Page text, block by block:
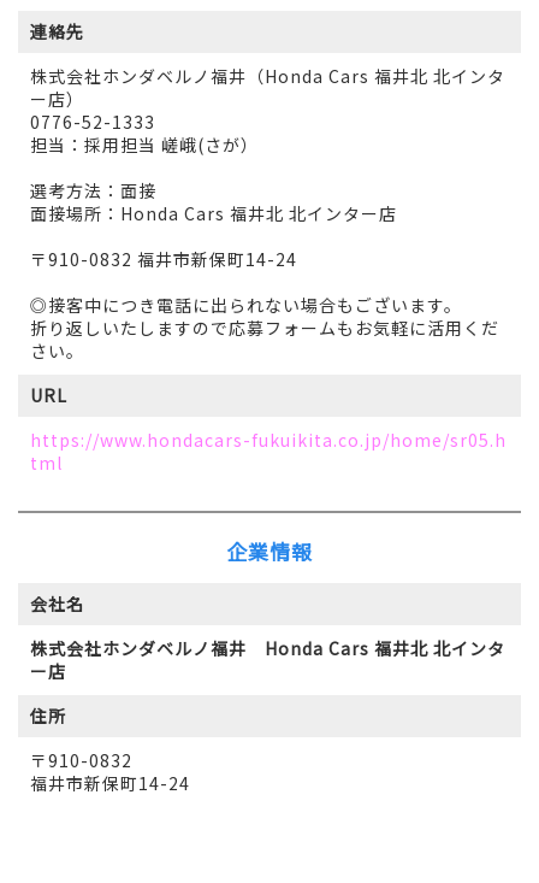
連絡先
株式会社ホンダベルノ福井（Honda Cars 福井北 北インタ
ー店）
0776-52-1333
担当：採用担当 嵯峨(さが）
選考方法：面接
面接場所：Honda Cars 福井北 北インター店
〒910-0832 福井市新保町14-24
◎接客中につき電話に出られない場合もございます。
折り返しいたしますので応募フォームもお気軽に活用くだ
さい。
URL
https://www.hondacars-fukuikita.co.jp/home/sr05.h
tml
企業情報
会社名
株式会社ホンダベルノ福井 Honda Cars 福井北 北インタ
ー店
住所
〒910-0832
福井市新保町14-24